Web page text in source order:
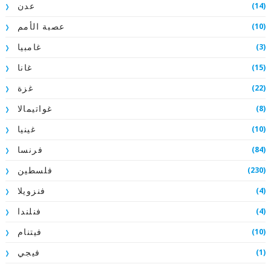
عدن (14)
عصبة الأمم (10)
غامبيا (3)
غانا (15)
غزة (22)
غواتيمالا (8)
غينيا (10)
فرنسا (84)
فلسطين (230)
فنزويلا (4)
فنلندا (4)
فيتنام (10)
فيجي (1)